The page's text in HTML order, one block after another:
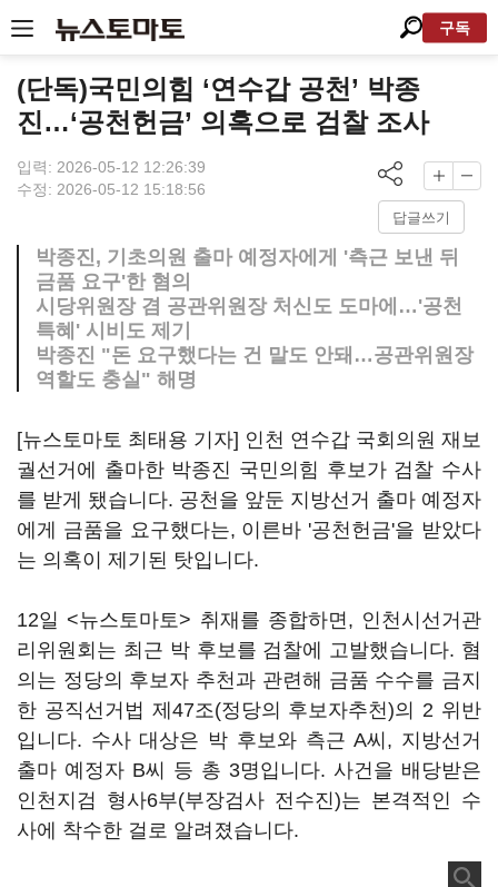
구독
(단독)국민의힘 ‘연수갑 공천’ 박종
진…‘공천헌금’ 의혹으로 검찰 조사
입력: 2026-05-12 12:26:39
수정: 2026-05-12 15:18:56
답글쓰기
박종진, 기초의원 출마 예정자에게 '측근 보낸 뒤
금품 요구'한 혐의
시당위원장 겸 공관위원장 처신도 도마에…'공천
특혜' 시비도 제기
박종진 "돈 요구했다는 건 말도 안돼…공관위원장
역할도 충실" 해명
[뉴스토마토 최태용 기자] 인천 연수갑 국회의원 재보
궐선거에 출마한 박종진 국민의힘 후보가 검찰 수사
를 받게 됐습니다. 공천을 앞둔 지방선거 출마 예정자
에게 금품을 요구했다는, 이른바 '공천헌금'을 받았다
는 의혹이 제기된 탓입니다.
12일 <뉴스토마토> 취재를 종합하면, 인천시선거관
리위원회는 최근 박 후보를 검찰에 고발했습니다. 혐
의는 정당의 후보자 추천과 관련해 금품 수수를 금지
한 공직선거법 제47조(정당의 후보자추천)의 2 위반
입니다. 수사 대상은 박 후보와 측근 A씨, 지방선거
출마 예정자 B씨 등 총 3명입니다. 사건을 배당받은
인천지검 형사6부(부장검사 전수진)는 본격적인 수
사에 착수한 걸로 알려졌습니다.